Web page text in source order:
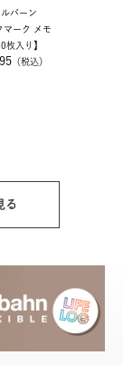
ルバーン
マーク メモ
枚入り】
（税込）
る